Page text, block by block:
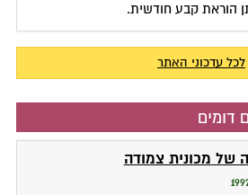
הוראת קבע חודשית.
לכל עדכוני האתר
דומים
של מכונית צמודה